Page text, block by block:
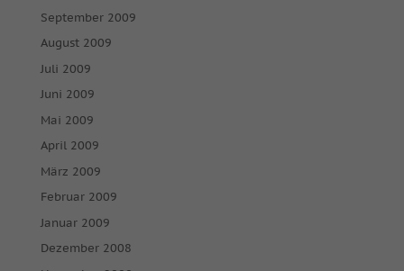
September 2009
August 2009
Juli 2009
Juni 2009
Mai 2009
April 2009
März 2009
Februar 2009
Januar 2009
Dezember 2008